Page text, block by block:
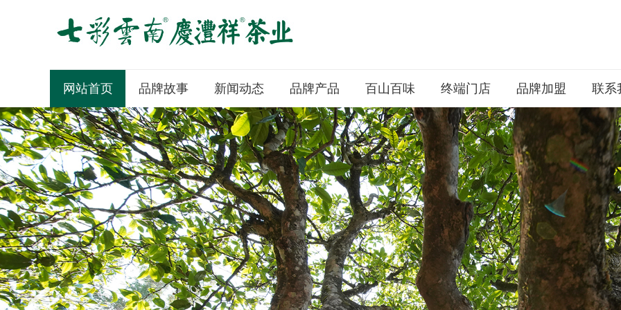
网站首页 品牌故事 新闻动态 品牌产品 百山百味 终端门店 品牌加盟 联系